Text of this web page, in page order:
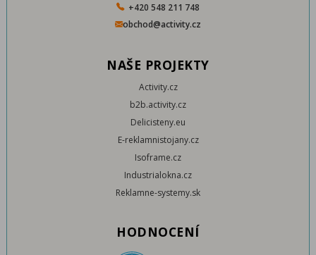
+420 548 211 748
obchod@activity.cz
NAŠE PROJEKTY
Activity.cz
b2b.activity.cz
Delicisteny.eu
E-reklamnistojany.cz
Isoframe.cz
Industrialokna.cz
Reklamne-systemy.sk
HODNOCENÍ